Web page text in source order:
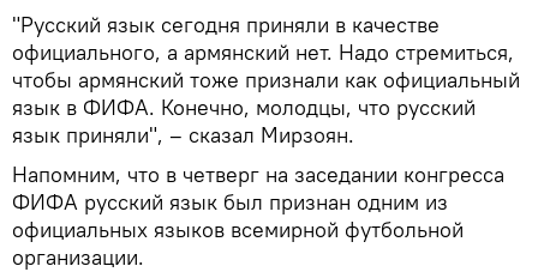
"Русский язык сегодня приняли в качестве
официального, а армянский нет. Надо стремиться,
чтобы армянский тоже признали как официальный
язык в ФИФА. Конечно, молодцы, что русский
язык приняли", – сказал Мирзоян.
Напомним, что в четверг на заседании конгресса
ФИФА русский язык был признан одним из
официальных языков всемирной футбольной
организации.